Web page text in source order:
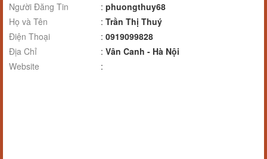
Người Đăng Tin : phuongthuy68
Họ và Tên
: Trần Thị Thuý
Điện Thoại
: 0919099828
Địa Chỉ
: Vân Canh - Hà Nội
Website
: